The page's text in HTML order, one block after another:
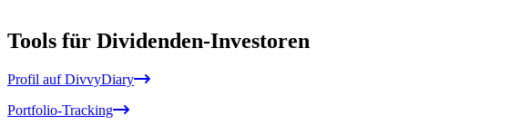
Tools für Dividenden-Investoren
Profil auf DivvyDiary
Portfolio-Tracking